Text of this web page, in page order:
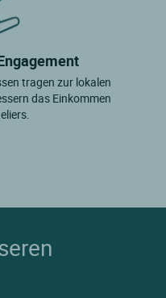
tragen zur lokalen
das Einkommen